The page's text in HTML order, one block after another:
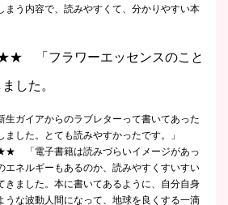
まう内容で、読みやすくて、分かりやすい本
「フラワーエッセンスのこと
した。
生ガイアからのラブレターって書いてあった
ました。とても読みやすかったです。」
電子書籍は読みづらいイメージがあっ
エネルギーもあるのか、読みやすくすいすい
きました。本に書いてあるように、自分自身
うな波動人間になって、地球を良くする一滴